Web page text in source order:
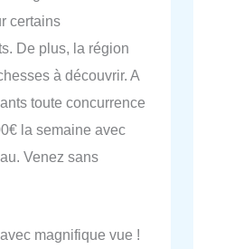
certains
De plus, la région
à découvrir. A
toute concurrence
la semaine avec
Venez sans
magnifique vue !